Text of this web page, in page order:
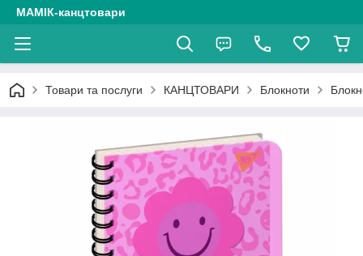
МАМІК-канцтовари
Товари та послуги КАНЦТОВАРИ Блокноти